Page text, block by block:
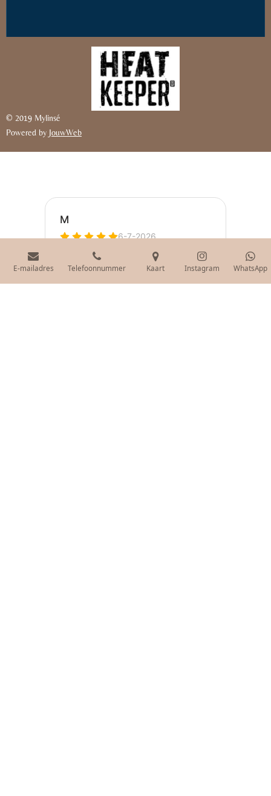
© 2019 Mylinsé
Powered by JouwWeb
E-mailadres Telefoonnummer Kaart Instagram WhatsApp